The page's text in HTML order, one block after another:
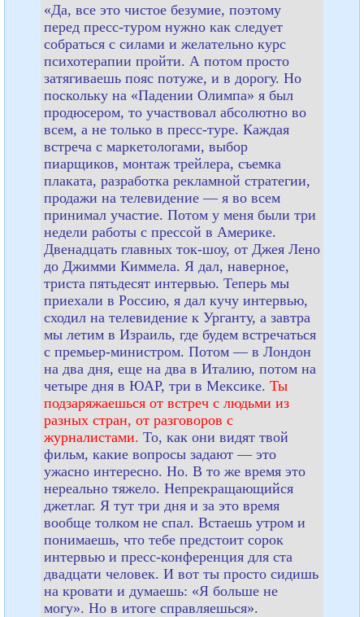
«Да, все это чистое безумие, поэтому
перед пресс-туром нужно как следует
собраться с силами и желательно курс
психотерапии пройти. А потом просто
затягиваешь пояс потуже, и в дорогу. Но
поскольку на «Падении Олимпа» я был
продюсером, то участвовал абсолютно во
всем, а не только в пресс-туре. Каждая
встреча с маркетологами, выбор
пиарщиков, монтаж трейлера, съемка
плаката, разработка рекламной стратегии,
продажи на телевидение — я во всем
принимал участие. Потом у меня были три
недели работы с прессой в Америке.
Двенадцать главных ток-шоу, от Джея Лено
до Джимми Киммела. Я дал, наверное,
триста пятьдесят интервью. Теперь мы
приехали в Россию, я дал кучу интервью,
сходил на телевидение к Урганту, а завтра
мы летим в Израиль, где будем встречаться
с премьер-министром. Потом — в Лондон
на два дня, еще на два в Италию, потом на
четыре дня в ЮАР, три в Мексике. Ты
подзаряжаешься от встреч с людьми из
разных стран, от разговоров с
журналистами. То, как они видят твой
фильм, какие вопросы задают — это
ужасно интересно. Но. В то же время это
нереально тяжело. Непрекращающийся
джетлаг. Я тут три дня и за это время
вообще толком не спал. Встаешь утром и
понимаешь, что тебе предстоит сорок
интервью и пресс-конференция для ста
двадцати человек. И вот ты просто сидишь
на кровати и думаешь: «Я больше не
могу». Но в итоге справляешься».